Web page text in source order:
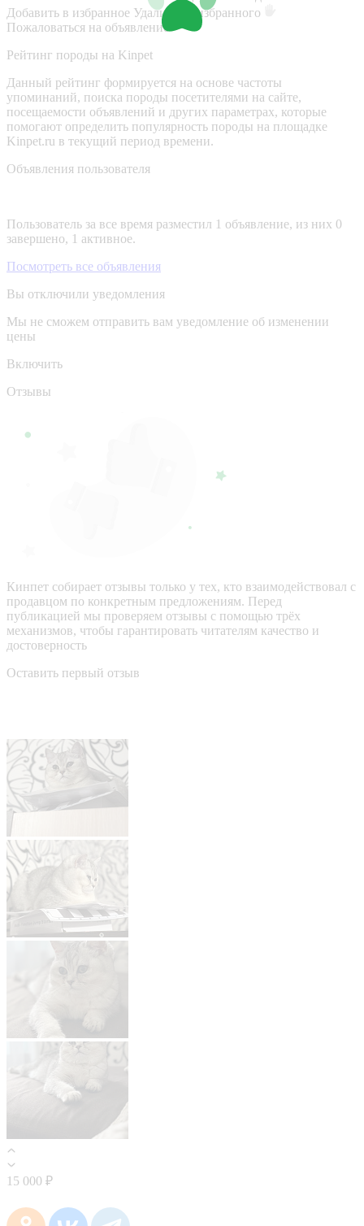
Добавить в избранное Удалить из избранного
Пожаловаться на объявление
Рейтинг породы на Kinpet
Данный рейтинг формируется на основе частоты
упоминаний, поиска породы посетителями на сайте,
посещаемости объявлений и других параметрах, которые
помогают определить популярность породы на площадке
Kinpet.ru в текущий период времени.
Объявления пользователя
Пользователь за все время разместил 1 объявление, из них 0
завершено, 1 активное.
Посмотреть все объявления
Вы отключили уведомления
Мы не сможем отправить вам уведомление об изменении
цены
Включить
Отзывы
Кинпет собирает отзывы только у тех, кто взаимодействовал с
продавцом по конкретным предложениям. Перед
публикацией мы проверяем отзывы с помощью трёх
механизмов, чтобы гарантировать читателям качество и
достоверность
Оставить первый отзыв
15 000 ₽